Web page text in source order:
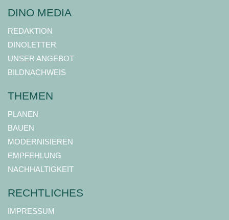
DINO MEDIA
REDAKTION
DINOLETTER
UNSER ANGEBOT
BILDNACHWEIS
THEMEN
PLANEN
BAUEN
MODERNISIEREN
EMPFEHLUNG
NACHHALTIGKEIT
RECHTLICHES
IMPRESSUM